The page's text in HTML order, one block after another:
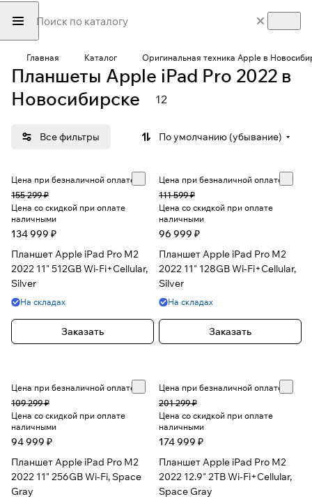
Главная Каталог Оригинальная техника Apple в
Планшеты Apple iPad Pro 2022 в
Новосибирске
12
Все фильтры По умолчанию (убывание)
Цена при безналичной оплате
155 299 ₽
Цена со скидкой при оплате
наличными
134 999 ₽
Планшет Apple iPad Pro M2
2022 11" 512GB Wi-Fi+Cellular,
Silver
На складах
Заказать
Цена при безналичной оплате
111 599 ₽
Цена со скидкой при оплате
наличными
96 999 ₽
Планшет Apple iPad Pro M2
2022 11" 128GB Wi-Fi+Cellular,
Silver
На складах
Заказать
Цена при безналичной оплате
109 299 ₽
Цена со скидкой при оплате
наличными
94 999 ₽
Планшет Apple iPad Pro M2
2022 11" 256GB Wi-Fi, Space
Gray
Цена при безналичной оплате
201 299 ₽
Цена со скидкой при оплате
наличными
174 999 ₽
Планшет Apple iPad Pro M2
2022 12.9" 2TB Wi-Fi+Cellular,
Space Gray